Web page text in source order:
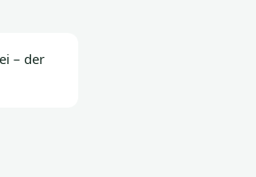
– der